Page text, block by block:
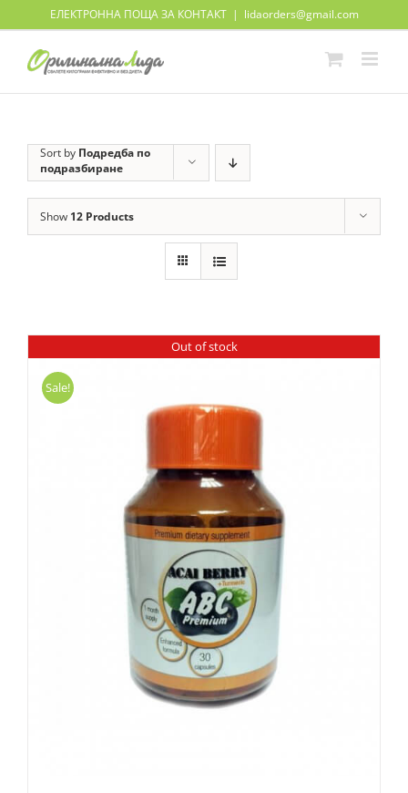
ЕЛЕКТРОННА ПОЩА ЗА КОНТАКТ | lidaorders@gmail.com
Sort by Подредба по
подразбиране
Show 12 Products
Out of stock
Sale!